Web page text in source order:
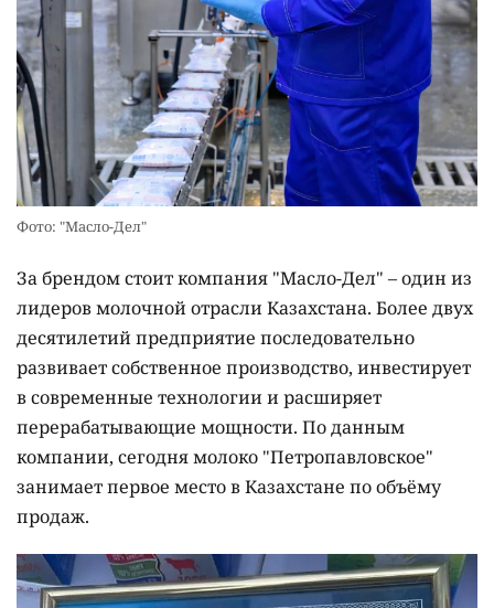
Фото: "Масло-Дел"
За брендом стоит компания "Масло-Дел" – один из
лидеров молочной отрасли Казахстана. Более двух
десятилетий предприятие последовательно
развивает собственное производство, инвестирует
в современные технологии и расширяет
перерабатывающие мощности. По данным
компании, сегодня молоко "Петропавловское"
занимает первое место в Казахстане по объёму
продаж.